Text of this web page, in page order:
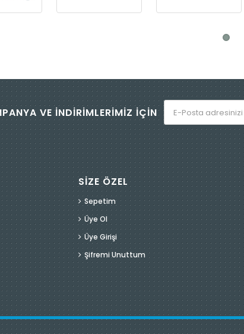
VE İNDİRİMLERİMİZ İÇİN
SİZE ÖZEL
Sepetim
Üye Ol
Üye Girişi
Şifremi Unuttum